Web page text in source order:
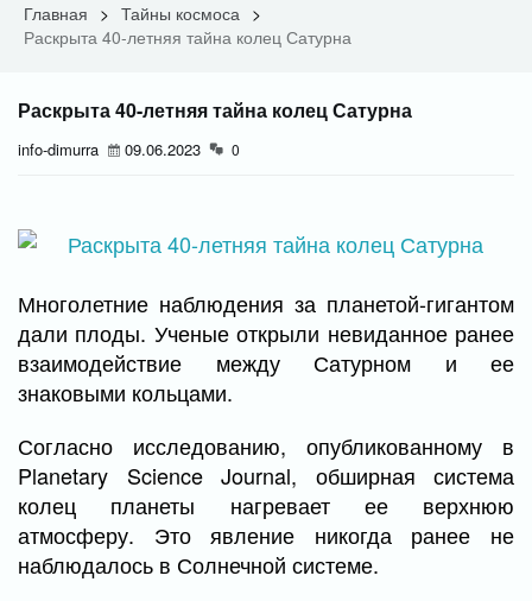
Главная > Тайны космоса >
Раскрыта 40-летняя тайна колец Сатурна
Раскрыта 40-летняя тайна колец Сатурна
info-dimurra 09.06.2023 0
Многолетние наблюдения за планетой-гигантом
дали плоды. Ученые открыли невиданное ранее
взаимодействие между Сатурном и ее
знаковыми кольцами.
Согласно исследованию, опубликованному в
Planetary Science Journal, обширная система
колец планеты нагревает ее верхнюю
атмосферу. Это явление никогда ранее не
наблюдалось в Солнечной системе.